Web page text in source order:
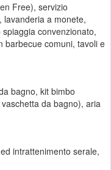
Free), servizio
lavanderia a monete,
convenzionato,
barbecue comuni, tavoli e
bagno, kit bimbo
da bagno), aria
intrattenimento serale,